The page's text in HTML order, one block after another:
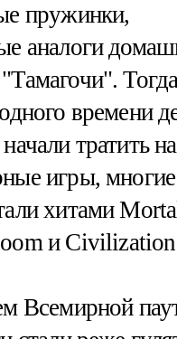
пружинки,
аналоги
времени
тратить на
игры,
хитами
и
Всемирной